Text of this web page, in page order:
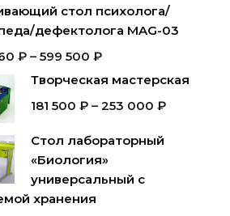
стол психолога/
дефектолога MAG-03
₽– 599 500 ₽
Творческая мастерская
181 500 ₽– 253 000 ₽
Стол лабораторный
«Биология»
универсальный с
хранения